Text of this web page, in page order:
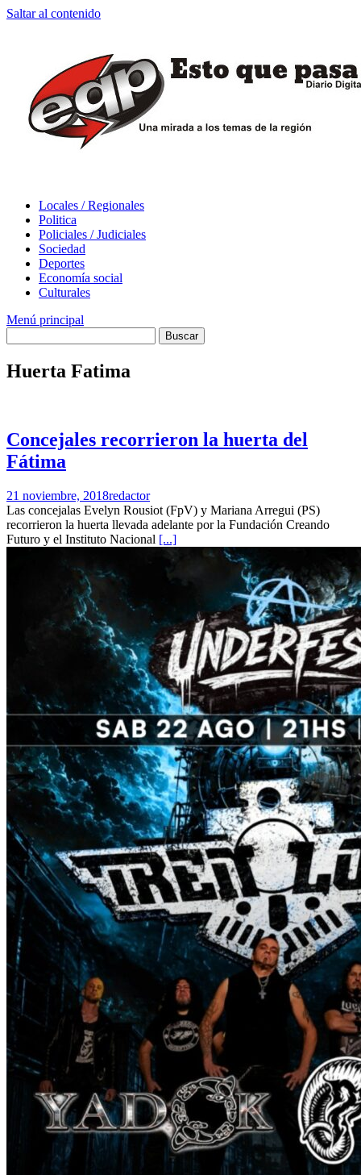
Saltar al contenido
Locales / Regionales
Politica
Policiales / Judiciales
Sociedad
Deportes
Economía social
Culturales
Menú principal
Huerta Fatima
Concejales recorrieron la huerta del
Fátima
21 noviembre, 2018redactor
Las concejalas Evelyn Rousiot (FpV) y Mariana Arregui (PS)
recorrieron la huerta llevada adelante por la Fundación Creando
Futuro y el Instituto Nacional [...]